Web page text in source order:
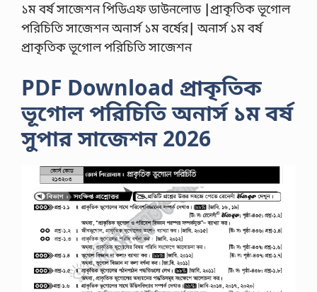
১ম বর্ষ সাজেশন পিডিএফ ডাউনলোড |প্রাকৃতিক ভূগোল
পরিচিতি সাজেশন অনার্স ১ম বর্ষের| অনার্স ১ম বর্ষ
প্রাকৃতিক ভূগোল পরিচিতি সাজেশন
PDF Download প্রাকৃতিক
ভূগোল পরিচিতি অনার্স ১ম বর্ষ
সুপার সাজেশন 2026